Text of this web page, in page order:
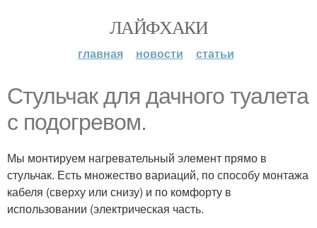
ЛАЙФХАКИ
главная новости статьи
Стульчак для дачного туалета
с подогревом.
Мы монтируем нагревательный элемент прямо в
стульчак. Есть множество вариаций, по способу монтажа
кабеля (сверху или снизу) и по комфорту в
использовании (электрическая часть.